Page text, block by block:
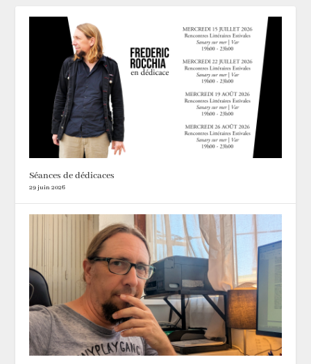
Séances de dédicaces
29 juin 2026